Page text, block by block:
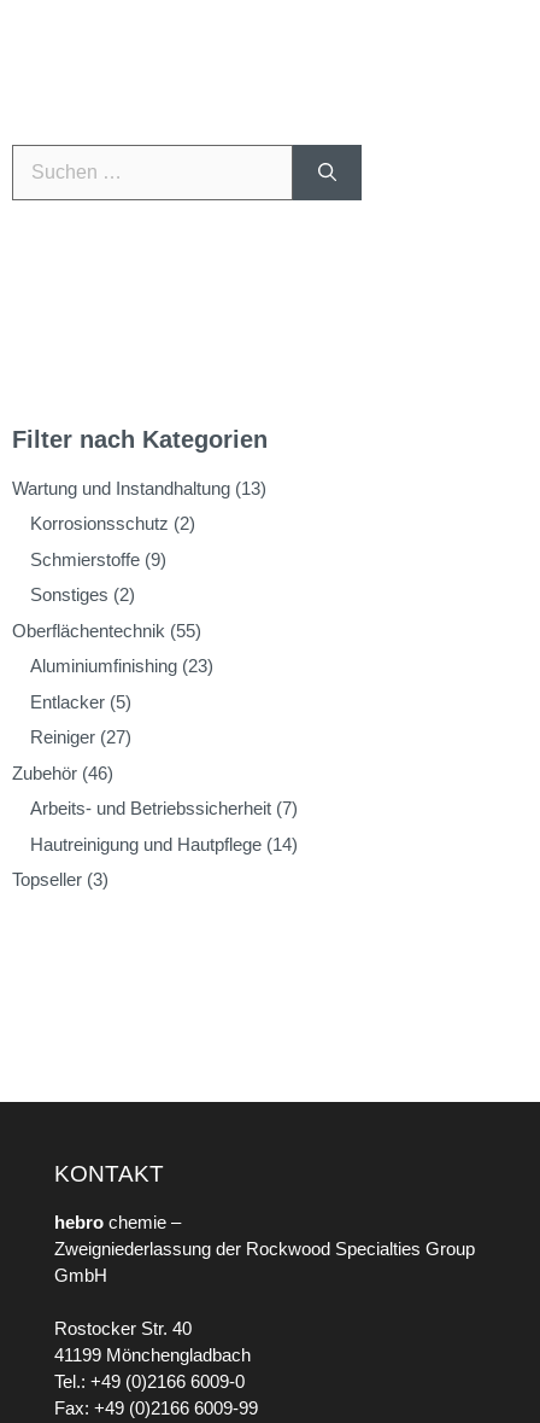
Filter nach Kategorien
Wartung und Instandhaltung (13)
Korrosionsschutz (2)
Schmierstoffe (9)
Sonstiges (2)
Oberflächentechnik (55)
Aluminiumfinishing (23)
Entlacker (5)
Reiniger (27)
Zubehör (46)
Arbeits- und Betriebssicherheit (7)
Hautreinigung und Hautpflege (14)
Topseller (3)
KONTAKT
hebro chemie –
Zweigniederlassung der Rockwood Specialties Group
GmbH
Rostocker Str. 40
41199 Mönchengladbach
Tel.: +49 (0)2166 6009-0
Fax: +49 (0)2166 6009-99